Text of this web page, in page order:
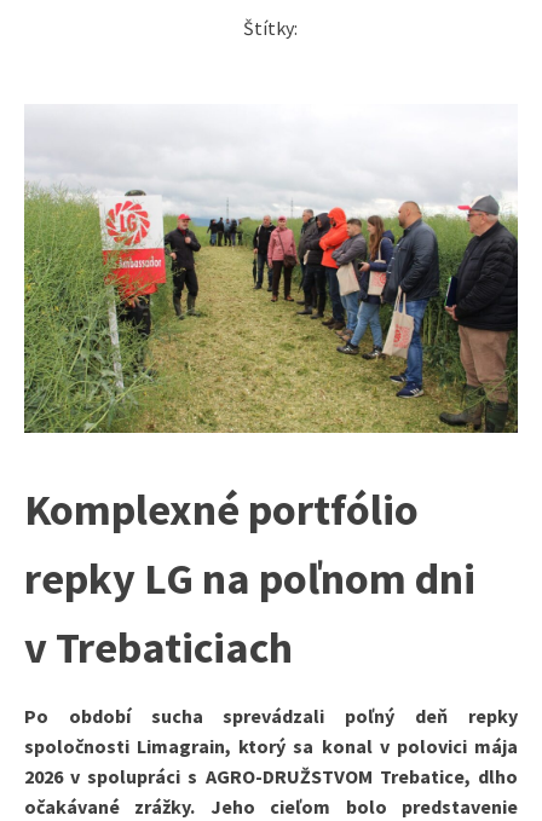
Štítky:
Komplexné portfólio
repky LG na poľnom dni
v Trebaticiach
Po období sucha sprevádzali poľný deň repky
spoločnosti Limagrain, ktorý sa konal v polovici mája
2026 v spolupráci s AGRO-DRUŽSTVOM Trebatice, dlho
očakávané zrážky. Jeho cieľom bolo predstavenie